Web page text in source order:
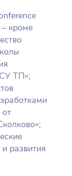
кроме
ТП»;
развития